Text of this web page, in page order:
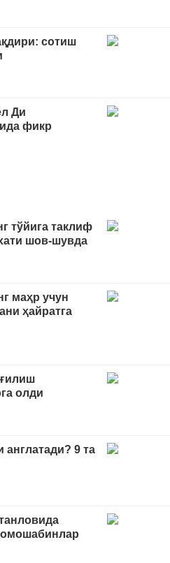
сотиш
Ди
фикр
тўйига таклиф
шов-шувда
маҳр учун
ҳайратга
олди
9 та